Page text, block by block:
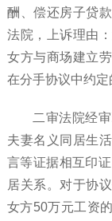
酬、偿还房子贷
法院，上诉理由
女方与商场建立
在分手协议中约定
二审法院经
夫妻名义同居生
言等证据相互印
居关系。对于协
女方50万元工资